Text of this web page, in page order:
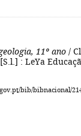
11º ano /
: LeYa
bib/bibnacional/